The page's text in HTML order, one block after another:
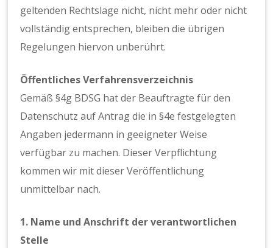
geltenden Rechtslage nicht, nicht mehr oder nicht
vollständig entsprechen, bleiben die übrigen
Regelungen hiervon unberührt.
Öffentliches Verfahrensverzeichnis
Gemäß §4g BDSG hat der Beauftragte für den
Datenschutz auf Antrag die in §4e festgelegten
Angaben jedermann in geeigneter Weise
verfügbar zu machen. Dieser Verpflichtung
kommen wir mit dieser Veröffentlichung
unmittelbar nach.
1. Name und Anschrift der verantwortlichen
Stelle